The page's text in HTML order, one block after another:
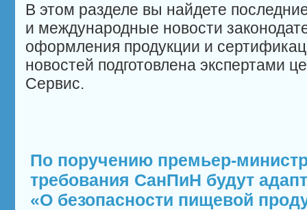
В этом разделе вы найдете
и международные новости
оформления продукции и
новостей подготовлена экспертами
Сервис.
По поручению премьер-
требования СанПиН будут
«О безопасности пищевой